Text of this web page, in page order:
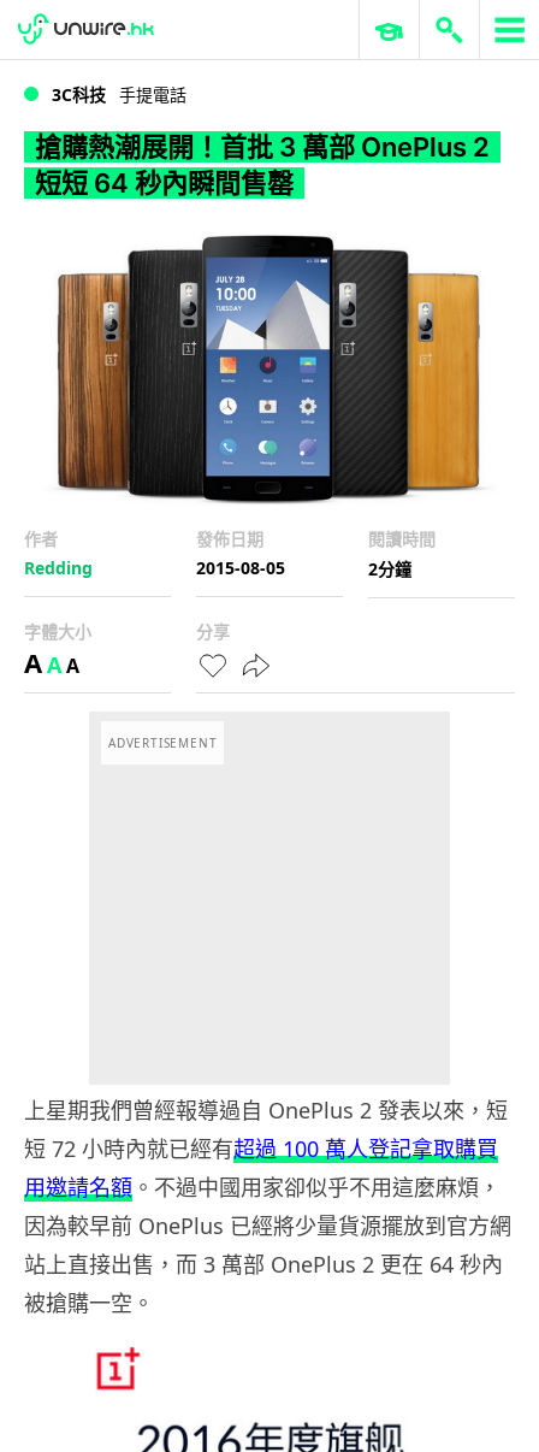
WWDC 2026 ERP 與商業 AI
3C科技 手提電話
搶購熱潮展開！首批 3 萬部 OnePlus 2
短短 64 秒內瞬間售罄
作者
Redding
發佈日期
2015-08-05
閱讀時間
2分鐘
字體大小
AAA
分享
ADVERTISEMENT
上星期我們曾經報導過自 OnePlus 2 發表以來，短
短 72 小時內就已經有超過 100 萬人登記拿取購買
用邀請名額 。不過中國用家卻似乎不用這麼麻煩，
因為較早前 OnePlus 已經將少量貨源擺放到官方網
站上直接出售，而 3 萬部 OnePlus 2 更在 64 秒內
被搶購一空。